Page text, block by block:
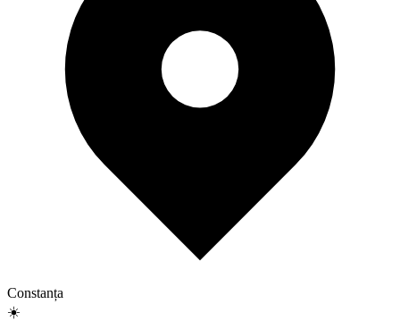
Constanța
☀️